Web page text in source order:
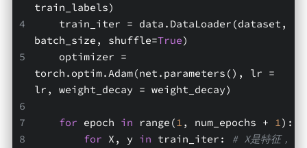
train_labels)
batch_size, shuffle=True)
torch.optim.Adam(net.parameters(), lr =
lr, weight_decay = weight_decay)
for epoch in range(1 , num_epochs + 1):
for X, y in train_iter:
# X是特征，